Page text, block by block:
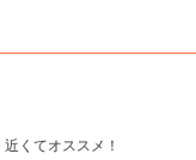
近くてオススメ！